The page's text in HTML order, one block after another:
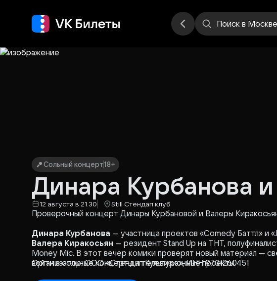
Поиск в Москве
Сольный концерт18+
Динара Курбанова
12 августа в 21.30 Still Стендап клуб
Проверочный концерт Динары Курбановой и Валеры
Динара Курбанова — участница проектов «Comedy Баттл» и
Валера Киракосьян — резидент Stand Up на ТНТ,
Money Mic. В этот вечер комики проверят новый материал —
войти в сольные концерты и телевизионные проекты.
Организатор: ООО «Стендап Культура», ИНН 9701260451